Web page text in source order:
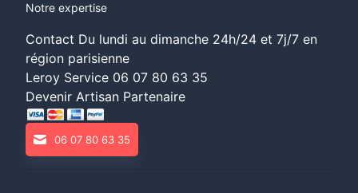
Notre expertise
Contact Du lundi au dimanche 24h/24 et 7j/7 en
région parisienne
Leroy Service 06 07 80 63 35
Devenir Artisan Partenaire
06 07 80 63 35